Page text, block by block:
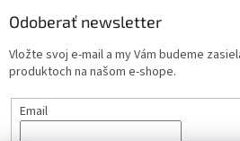
Odoberať newsletter
Vložte svoj e-mail a my Vám budeme
produktoch na našom e-shope.
Email